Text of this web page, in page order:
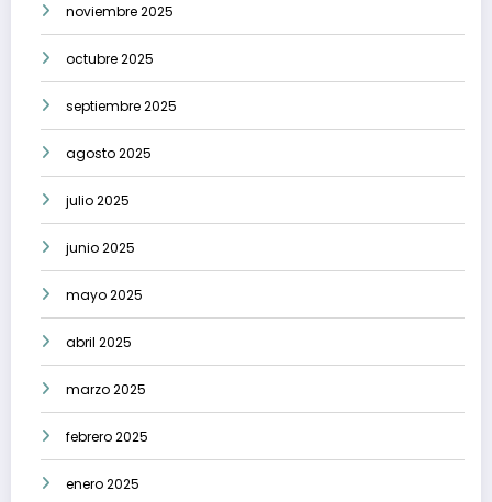
noviembre 2025
octubre 2025
septiembre 2025
agosto 2025
julio 2025
junio 2025
mayo 2025
abril 2025
marzo 2025
febrero 2025
enero 2025